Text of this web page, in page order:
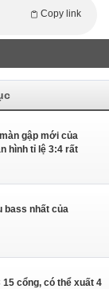
Copy link
gập mới của
hình tỉ lệ 3:4 rất
bass nhất của
cổng, có thể xuất 4